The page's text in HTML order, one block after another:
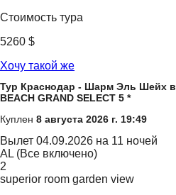
Стоимость тура
5260 $
Хочу такой же
Тур Краснодар - Шарм Эль Шейх в
BEACH GRAND SELECT 5 *
Куплен 8 августа 2026 г. 19:49
Вылет 04.09.2026 на 11 ночей
AL (Все включено)
2
superior room garden view